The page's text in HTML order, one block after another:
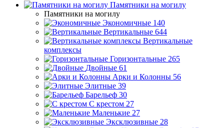
Памятники на могилу
Памятники на могилу
Экономичные 140
Вертикальные 644
Вертикальные
комплексы
Горизонтальные 265
Двойные 61
Арки и Колонны 56
Элитные 39
Барельеф 30
С крестом 27
Маленькие 27
Эксклюзивные 28